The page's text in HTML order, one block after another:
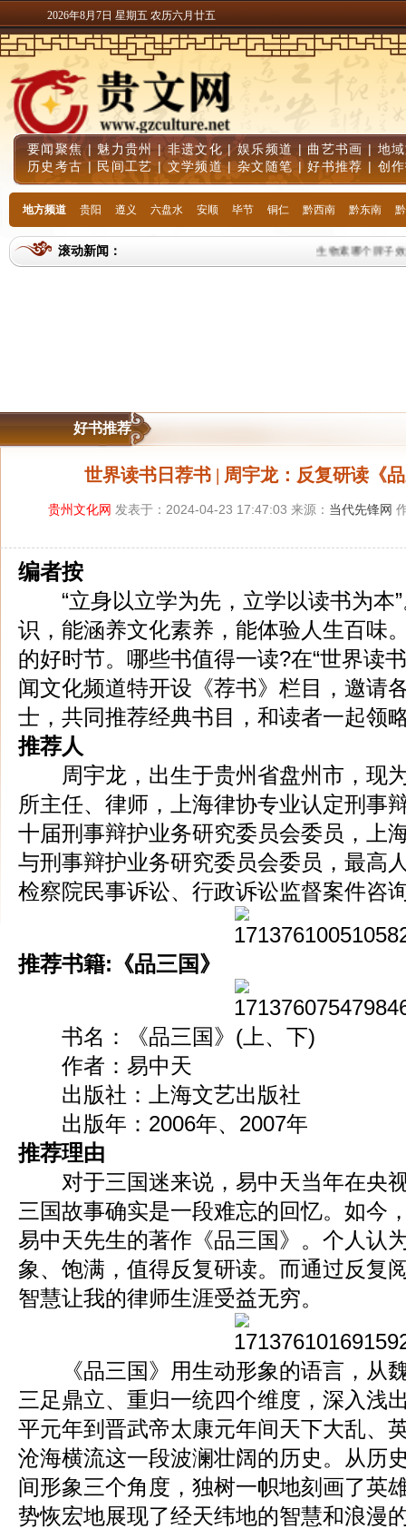
2026年8月7日 星期五 农历六月廿五
要闻聚焦| 魅力贵州|非遗文化 |娱乐频道 | 曲艺书画 | 地
历史考古 | 民间工艺 |文学频道|杂文随笔 |好书推荐 | 创
地方频道 贵阳 遵义 六盘水 安顺 毕节 铜仁 黔西南 黔东南
滚动新闻： 生物素哪个牌子效
好书推荐
世界读书日荐书 | 周宇龙：反复研读《
贵州文化网 发表于：2024-04-23 17:47:03 来源： 当代先锋网
编者按
“立身以立学为先，立学以读书为本”
识，能涵养文化素养，能体验人生百味
的好时节。哪些书值得一读?在“世界读
闻文化频道特开设《荐书》栏目，邀请
士，共同推荐经典书目，和读者一起领
推荐人
周宇龙，出生于贵州省盘州市，现
所主任、律师，上海律协专业认定刑事
十届刑事辩护业务研究委员会委员，上
与刑事辩护业务研究委员会委员，最高
检察院民事诉讼、行政诉讼监督案件咨
推荐书籍:《品三国》
书名：《品三国》(上、下)
作者：易中天
出版社：上海文艺出版社
出版年：2006年、2007年
推荐理由
对于三国迷来说，易中天当年在央
三国故事确实是一段难忘的回忆。如今
易中天先生的著作《品三国》。个人认
象、饱满，值得反复研读。而通过反复
智慧让我的律师生涯受益无穷。
《品三国》用生动形象的语言，从
三足鼎立、重归一统四个维度，深入浅
平元年到晋武帝太康元年间天下大乱、
沧海横流这一段波澜壮阔的历史。从历
间形象三个角度，独树一帜地刻画了英
势恢宏地展现了经天纬地的智慧和浪漫